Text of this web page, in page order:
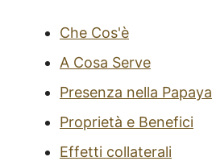
Che Cos'è
A Cosa Serve
Presenza nella Papaya
Proprietà e Benefici
Effetti collaterali